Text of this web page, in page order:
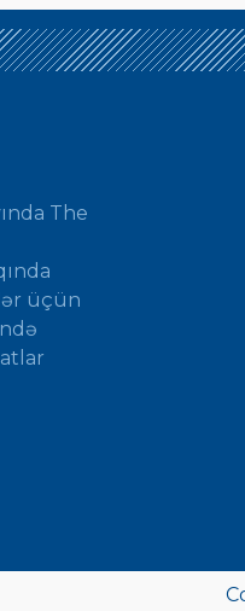
The
üçün